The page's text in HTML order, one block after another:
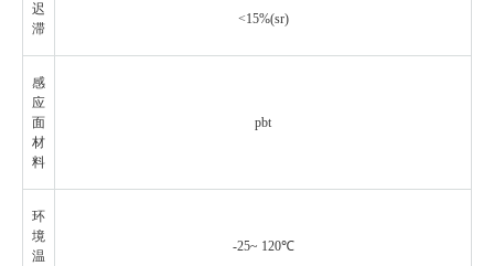
迟
滞
<15%(sr)
感
应
面
材
料
pbt
环
境
温
-25~ 120℃